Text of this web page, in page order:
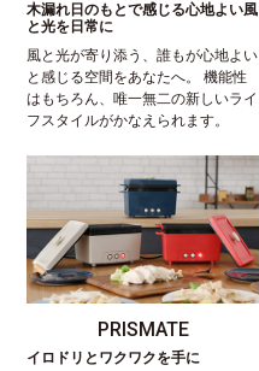
木漏れ日のもとで感じる心地よい風
と光を日常に
風と光が寄り添う、誰もが心地よい
と感じる空間をあなたへ。 機能性
はもちろん、唯一無二の新しいライ
フスタイルがかなえられます。
PRISMATE
イロドリとワクワクを手に